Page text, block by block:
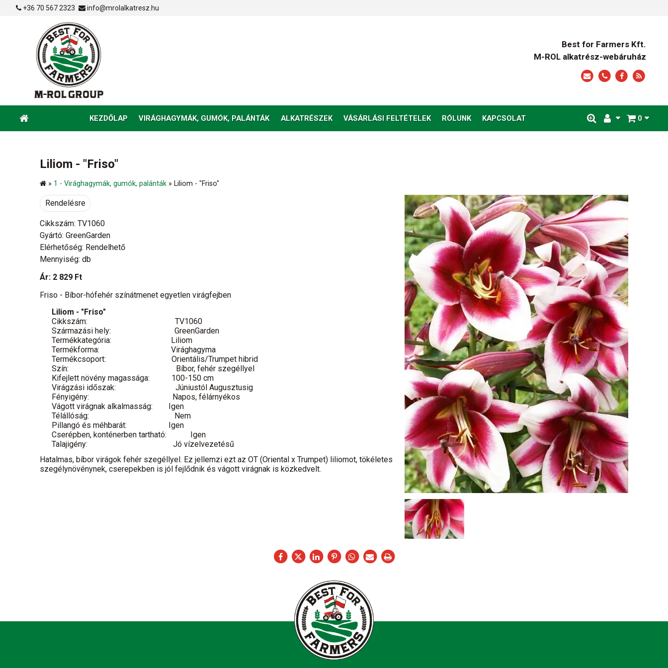
+36 70 567 2323 info@mrolalkatresz.hu
Best for Farmers Kft.
M-ROL alkatrész-webáruház
0
KEZDŐLAP VIRÁGHAGYMÁK, GUMÓK, PALÁNTÁK ALKATRÉSZEK VÁSÁRLÁSI FELTÉTELEK RÓLUNK KAPCSOLAT
Liliom - "Friso"
» 1 - Virághagymák, gumók, palánták » Liliom - "Friso"
Rendelésre
Cikkszám: TV1060
Gyártó: GreenGarden
Elérhetőség: Rendelhető
Mennyiség: db
Ár: 2 829 Ft
Friso - Bíbor-hófehér színátmenet egyetlen virágfejben
Liliom - "Friso"
Cikkszám:
TV1060
Származási hely:
GreenGarden
Termékkategória:
Liliom
Termékforma:
Virághagyma
Termékcsoport:
Orientális/Trumpet hibrid
Szín:
Bíbor, fehér szegéllyel
Kifejlett növény magassága:
100-150 cm
Virágzási időszak:
Júniustól Augusztusig
Fényigény:
Napos, félárnyékos
Vágott virágnak alkalmasság:
Igen
Télállóság:
Nem
Pillangó és méhbarát:
Igen
Cserépben, konténerben tartható:
Igen
Talajigény:
Jó vízelvezetésű
Hatalmas, bíbor virágok fehér szegéllyel. Ez jellemzi ezt az OT (Oriental x Trumpet) liliomot, tökéletes
szegélynövénynek, cserepekben is jól fejlődnik és vágott virágnak is közkedvelt.